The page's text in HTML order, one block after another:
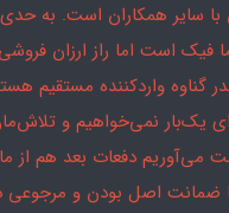
با سایر همکاران است. به
فیک است اما راز ارزان
گناوه واردکننده مستقیم
یک‌بار نمی‌خواهیم و
می‌آوریم دفعات بعد هم از
ضمانت اصل بودن و مرجوعی